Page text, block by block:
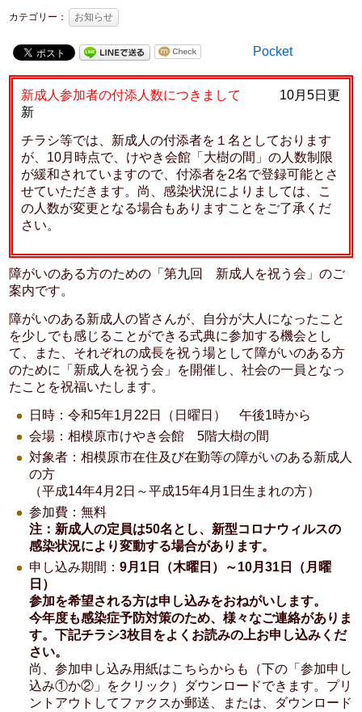
カテゴリー： お知らせ
Pocket
新成人参加者の付添人数につきまして 10月5日更
新
チラシ等では、新成人の付添者を１名としております
が、10月時点で、けやき会館「大樹の間」の人数制限
が緩和されていますので、付添者を2名で登録可能とさ
せていただきます。尚、感染状況によりましては、こ
の人数が変更となる場合もありますことをご了承くだ
さい。
障がいのある方のための「第九回 新成人を祝う会」のご
案内です。
障がいのある新成人の皆さんが、自分が大人になったこと
を少しでも感じることができる式典に参加する機会とし
て、また、それぞれの成長を祝う場として障がいのある方
のために「新成人を祝う会」を開催し、社会の一員となっ
たことを祝福いたします。
日時：令和5年1月22日（日曜日） 午後1時から
会場：相模原市けやき会館 5階大樹の間
対象者：相模原市在住及び在勤等の障がいのある新成人
の方
（平成14年4月2日～平成15年4月1日生まれの方）
参加費：無料
注：新成人の定員は50名とし、新型コロナウィルスの
感染状況により変動する場合があります。
申し込み期間：9月1日（木曜日）～10月31日（月 曜
日）
参加を希望される方は申し込みをおねがいします。
今年度も感染症予防対策のため、様々なご連絡がありま
す。下記チラシ3枚目をよくお読みの上お申し込みくだ
さい。
尚、参加申し込み用紙はこちらからも（下の「参加申し
込み①か②」をクリック）ダウンロードできます。プリ
ントアウトしてファクスか郵送、または、ダウンロード